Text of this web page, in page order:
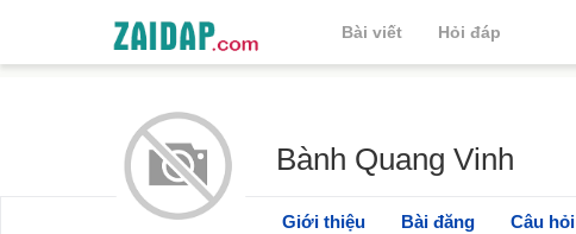
Bài viết Hỏi đáp
Bành Quang Vinh
Giới thiệu Bài đăng Câu hỏi